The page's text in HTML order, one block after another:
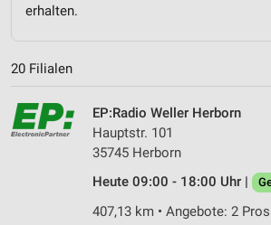
erhalten.
20 Filialen
EP:Radio Weller Herborn
Hauptstr. 101
35745 Herborn
Heute 09:00 - 18:00 Uhr |
407,13 km • Angebote: 2